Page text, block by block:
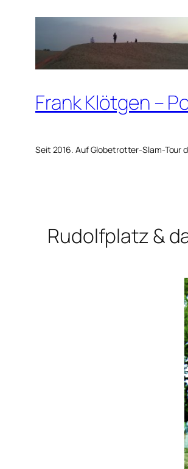
springen
Frank Klötgen –
Seit 2016. Auf Globetrotter-Slam-Tour
Rudolfplatz &